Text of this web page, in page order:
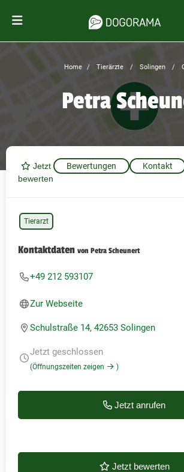
Home Tierärzte Solingen
Petra
bewerten
Bewertungen Kontakt
Tierarzt
Kontaktdaten von Petra Scheunert
+49 212 593107
Zur Webseite
Schulstraße 14, 42653 Solingen
Jetzt geschlossen
(Öffnungszeiten zeigen )
Jetzt anrufen
Jetzt bewerten